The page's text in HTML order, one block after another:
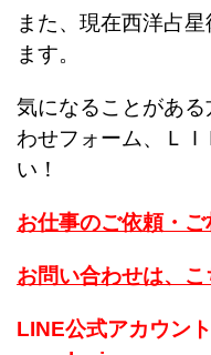
また、現在西洋占
ます。
気になることがあ
わせフォーム、Ｌ
い！
お仕事のご依頼・ご
お問い合わせは、こ
LINE公式アカウン